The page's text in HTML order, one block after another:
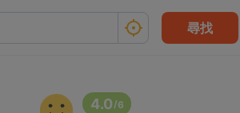
尋找
4.0/6